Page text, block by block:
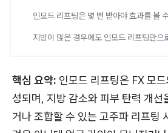
인모드 리프팅은 몇 번 받아야 효과를 볼
지방이 많은 경우에도 인모드 리프팅만으
핵심 요약: 인모드 리프팅은 FX 모
성되며, 지방 감소와 피부 탄력 개선
거나 조합할 수 있는 고주파 리프팅